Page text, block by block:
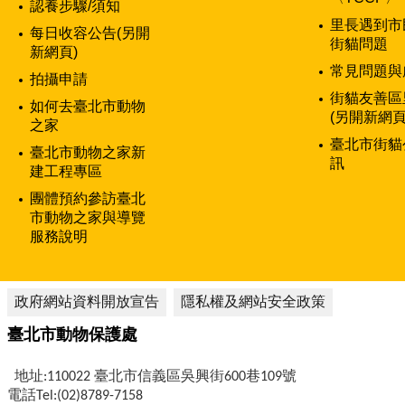
認養步驟/須知
每日收容公告(另開
新網頁)
拍攝申請
如何去臺北市動物
之家
臺北市動物之家新
建工程專區
團體預約參訪臺北
市動物之家與導覽
服務說明
里長遇到
街貓問題
常見問題
街貓友善
(另開新網
臺北市街
訊
政府網站資料開放宣告 隱私權及網站安全政策
臺北市動物保護處
地址:110022 臺北市信義區吳興街600巷109號
電話Tel:(02)8789-7158